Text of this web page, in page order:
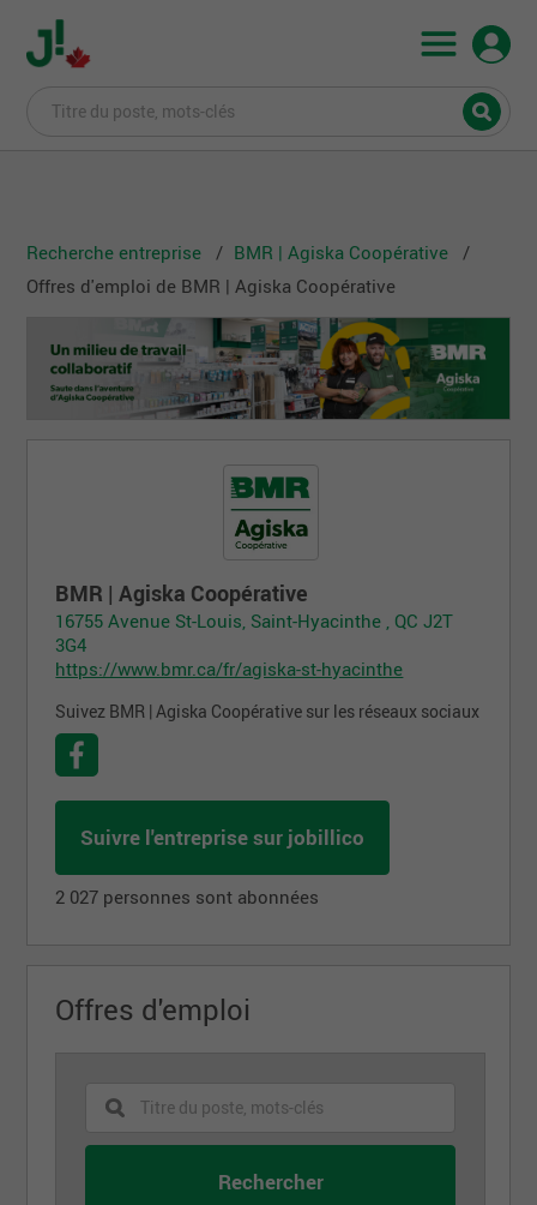
Recherche entreprise
BMR | Agiska Coopérative
Offres d'emploi de BMR | Agiska Coopérative
BMR | Agiska Coopérative
16755 Avenue St-Louis, Saint-Hyacinthe , QC J2T
3G4
https://www.bmr.ca/fr/agiska-st-hyacinthe
Suivez BMR | Agiska Coopérative sur les réseaux sociaux
Suivre l'entreprise sur jobillico
2 027 personnes sont abonnées
Offres d'emploi